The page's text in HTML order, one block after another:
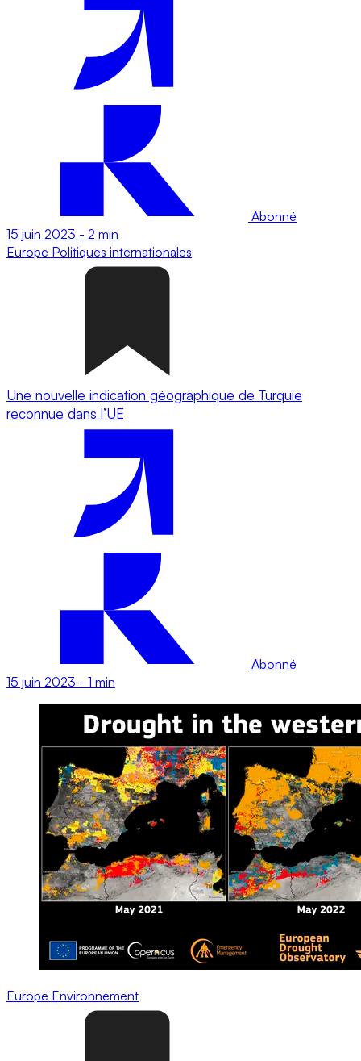
Abonné
15 juin 2023 - 2 min
Europe Politiques internationales
Une nouvelle indication géographique de Turquie
reconnue dans l’UE
Abonné
15 juin 2023 - 1 min
Europe Environnement